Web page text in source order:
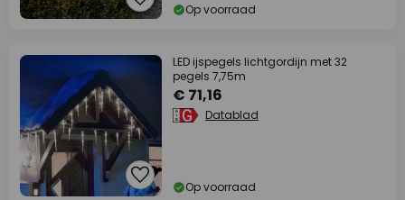
Op voorraad
LED ijspegels lichtgordijn met 32
pegels 7,75m
€ 71,16
Datablad
Op voorraad